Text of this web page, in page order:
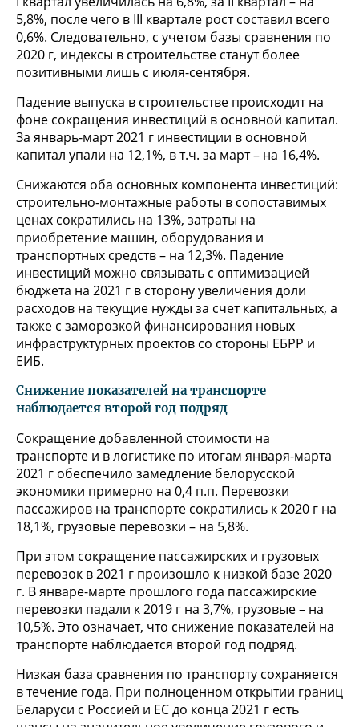
5,8%, после чего в III квартале рост составил всего
0,6%. Следовательно, с учетом базы сравнения по
2020 г, индексы в строительстве станут более
позитивными лишь с июля-сентября.
Падение выпуска в строительстве происходит на
фоне сокращения инвестиций в основной капитал.
За январь-март 2021 г инвестиции в основной
капитал упали на 12,1%, в т.ч. за март – на 16,4%.
Снижаются оба основных компонента инвестиций:
строительно-монтажные работы в сопоставимых
ценах сократились на 13%, затраты на
приобретение машин, оборудования и
транспортных средств – на 12,3%. Падение
инвестиций можно связывать с оптимизацией
бюджета на 2021 г в сторону увеличения доли
расходов на текущие нужды за счет капитальных, а
также с заморозкой финансирования новых
инфраструктурных проектов со стороны ЕБРР и
ЕИБ.
Снижение показателей на транспорте
наблюдается второй год подряд
Сокращение добавленной стоимости на
транспорте и в логистике по итогам января-марта
2021 г обеспечило замедление белорусской
экономики примерно на 0,4 п.п. Перевозки
пассажиров на транспорте сократились к 2020 г на
18,1%, грузовые перевозки – на 5,8%.
При этом сокращение пассажирских и грузовых
перевозок в 2021 г произошло к низкой базе 2020
г. В январе-марте прошлого года пассажирские
перевозки падали к 2019 г на 3,7%, грузовые – на
10,5%. Это означает, что снижение показателей на
транспорте наблюдается второй год подряд.
Низкая база сравнения по транспорту сохраняется
в течение года. При полноценном открытии границ
Беларуси с Россией и ЕС до конца 2021 г есть